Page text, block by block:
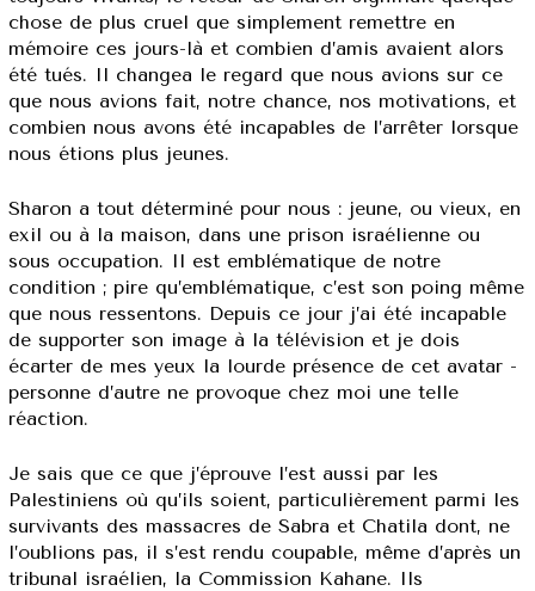
chose de plus cruel que simplement remettre en
mémoire ces jours-là et combien d’amis avaient alors
été tués. Il changea le regard que nous avions sur ce
que nous avions fait, notre chance, nos motivations, et
combien nous avons été incapables de l’arrêter lorsque
nous étions plus jeunes.
Sharon a tout déterminé pour nous : jeune, ou vieux, en
exil ou à la maison, dans une prison israélienne ou
sous occupation. Il est emblématique de notre
condition ; pire qu’emblématique, c’est son poing même
que nous ressentons. Depuis ce jour j’ai été incapable
de supporter son image à la télévision et je dois
écarter de mes yeux la lourde présence de cet avatar -
personne d’autre ne provoque chez moi une telle
réaction.
Je sais que ce que j’éprouve l’est aussi par les
Palestiniens où qu’ils soient, particulièrement parmi les
survivants des massacres de Sabra et Chatila dont, ne
l’oublions pas, il s’est rendu coupable, même d’après un
tribunal israélien, la Commission Kahane. Ils